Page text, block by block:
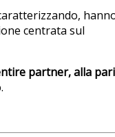
centrata sul
partner, alla pari